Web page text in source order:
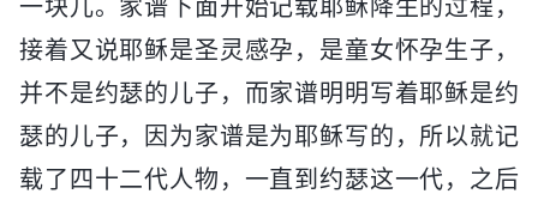
一块儿。家谱下面开始记载耶稣降生的过程，
接着又说耶稣是圣灵感孕，是童女怀孕生子，
并不是约瑟的儿子，而家谱明明写着耶稣是约
瑟的儿子，因为家谱是为耶稣写的，所以就记
载了四十二代人物，一直到约瑟这一代，之后